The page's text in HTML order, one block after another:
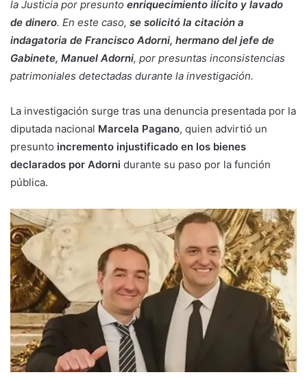
la Justicia por presunto enriquecimiento ilícito y lavado
de dinero. En este caso, se solicitó la citación a
indagatoria de Francisco Adorni, hermano del jefe de
Gabinete, Manuel Adorni, por presuntas inconsistencias
patrimoniales detectadas durante la investigación.
La investigación surge tras una denuncia presentada por la
diputada nacional Marcela Pagano, quien advirtió un
presunto incremento injustificado en los bienes
declarados por Adorni durante su paso por la función
pública.